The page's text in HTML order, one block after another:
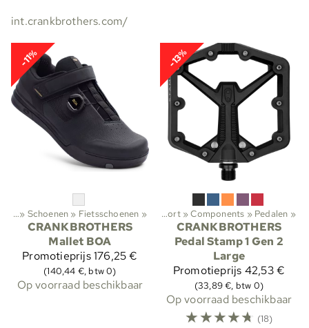
int.crankbrothers.com/
-11%
‪» Schoenen ‪» Fietsschoenen ‪»
CRANKBROTHERS
Mallet BOA
Promotieprijs176,25 €
(140,44 €, btw 0)
Op voorraad beschikbaar
-13%
Sporten‪» Wielersport ‪»Components ‪» Pedalen ‪»
CRANKBROTHERS
Pedal Stamp 1 Gen 2
Large
Promotieprijs 42,53 €
(33,89 €, btw 0)
Op voorraad beschikbaar
☆☆☆☆☆ (18)